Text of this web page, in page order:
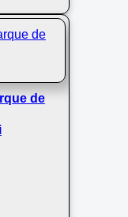
de